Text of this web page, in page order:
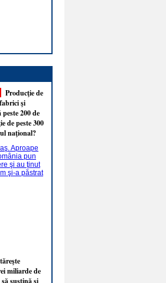
Producţie de
şi
200 de
de peste 300
naţional?
miliarde de
susţină şi